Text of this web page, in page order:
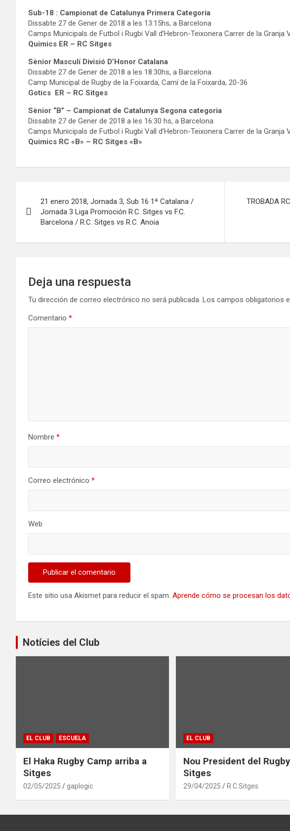
Sub-18 : Campionat de Catalunya Primera Categoria
Dissabte 27 de Gener de 2018 a les 13:15hs, a Barcelona
Camps Municipals de Futbol i Rugbi Vall d’Hebron-Teixonera Carrer de la Granja
Quimics ER – RC Sitges
Sènior Masculí Divisió D’Honor Catalana
Dissabte 27 de Gener de 2018 a les 18:30hs, a Barcelona
Camp Municipal de Rugby de la Foixarda, Camí de la Foixarda, 20-36
Gotics ER – RC Sitges
Sènior “B” – Campionat de Catalunya Segona categoria
Dissabte 27 de Gener de 2018 a les 16:30 hs, a Barcelona
Camps Municipals de Futbol i Rugbi Vall d’Hebron-Teixonera Carrer de la Granja
Quimics RC «B» – RC Sitges «B»
de
entradas
21 enero 2018, Jornada 3, Sub 16 1ª Catalana /
Jornada 3 Liga Promoción R.C. Sitges vs F.C.
Barcelona / R.C. Sitges vs R.C. Anoia
TROBADA
Deja una respuesta
Tu dirección de correo electrónico no será publicada. Los campos obligatorios
Comentario *
Nombre *
Correo electrónico *
Web
Este sitio usa Akismet para reducir el spam. Aprende cómo se procesan los
Notícies del Club
EL CLUB ESCUELA
El Haka Rugby Camp arriba a
Sitges
02/05/2025 gaplogic
EL CLUB
Nou President del
Sitges
29/04/2025 R.C.Sitges